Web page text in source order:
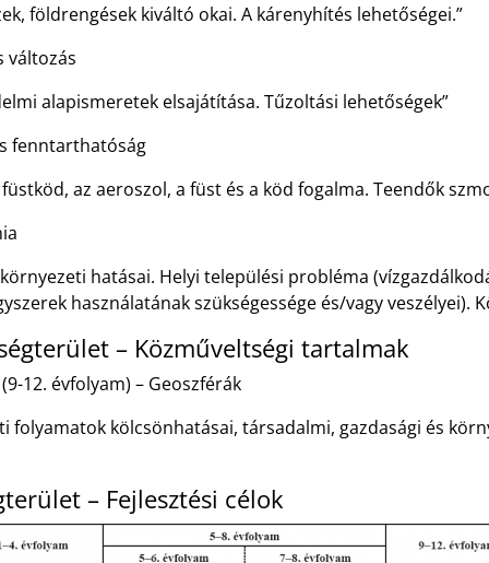
földrengések kiváltó okai. A kárenyhítés lehetőségei.”
változás
alapismeretek elsajátítása. Tűzoltási lehetőségek”
fenntarthatóság
az aeroszol, a füst és a köd fogalma. Teendők
hatásai. Helyi települési probléma
használatának szükségessége és/vagy veszélyei).
– Közműveltségi tartalmak
12. évfolyam) – Geoszférák
folyamatok kölcsönhatásai, társadalmi, gazdasági és
– Fejlesztési célok